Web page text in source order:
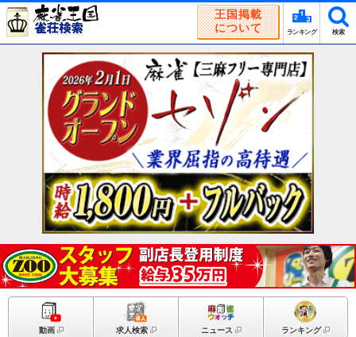
王国掲載
について
ランキング 検索
動画 求人検索 ニュース ランキング